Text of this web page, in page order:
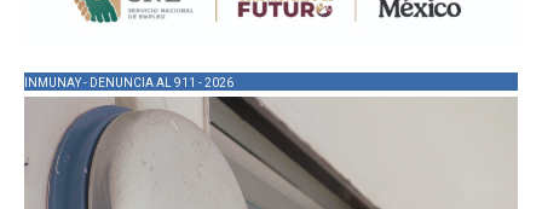
INMUNAY - DENUNCIA AL 911 - 2026